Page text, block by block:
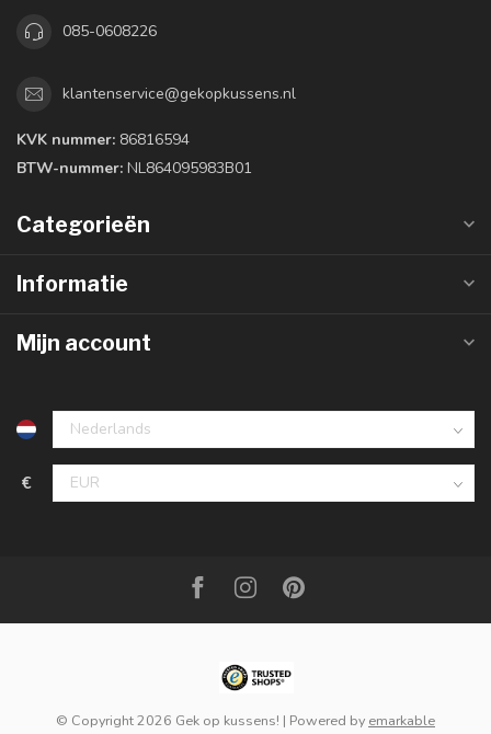
085-0608226
klantenservice@gekopkussens.nl
KVK nummer: 86816594
BTW-nummer: NL864095983B01
Categorieën
Informatie
Mijn account
€
© Copyright 2026 Gek op kussens! | Powered by emarkable